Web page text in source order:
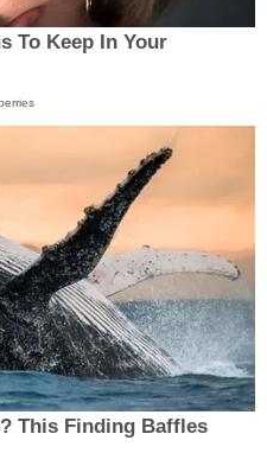
To Keep In Your
This Finding Baffles